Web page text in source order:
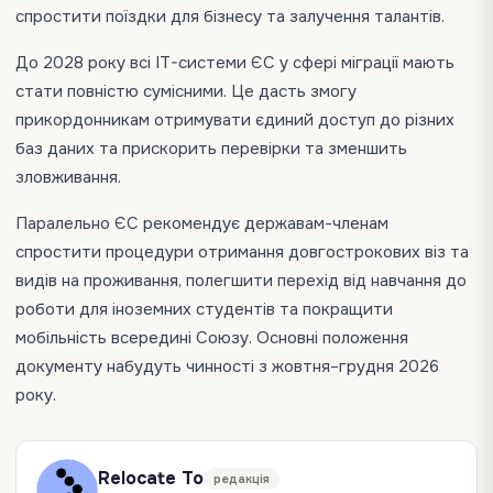
спростити поїздки для бізнесу та залучення талантів.
До 2028 року всі IT-системи ЄС у сфері міграції мають
стати повністю сумісними. Це дасть змогу
прикордонникам отримувати єдиний доступ до різних
баз даних та прискорить перевірки та зменшить
зловживання.
Паралельно ЄС рекомендує державам-членам
спростити процедури отримання довгострокових віз та
видів на проживання, полегшити перехід від навчання до
роботи для іноземних студентів та покращити
мобільність всередині Союзу. Основні положення
документу набудуть чинності з жовтня–грудня 2026
року.
Relocate To редакція